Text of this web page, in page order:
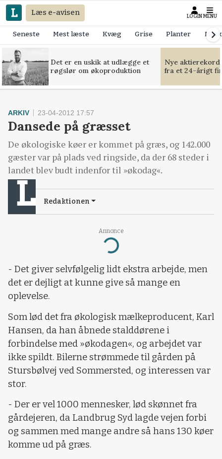
Læs e-avisen LOGIN MENU
Seneste Mest læste Kvæg Grise Planter
Det er en uskik at udlægge et
røgslør om økoproduktion
Nye
fra et 24-årigt
Annonce
Loading...
ARKIV 23-04-2012 17:57
Dansede på græsset
De økologiske køer er kommet på græs, og 142.000
gæster var på plads ved ringside, da der 68 steder i
landet blev budt indenfor til »økodag«.
Redaktionen
- Det giver selvfølgelig lidt ekstra arbejde, men
det er dejligt at kunne give så mange en
oplevelse.
Som lød det fra økologisk mælkeproducent, Karl
Hansen, da han åbnede stalddørene i
forbindelse med »økodagen«, og arbejdet var
ikke spildt. Bilerne strømmede til gården på
Stursbølvej ved Sommersted, og interessen var
stor.
- Der er vel 1000 mennesker, lød skønnet fra
gårdejeren, da Landbrug Syd lagde vejen forbi
og sammen med mange andre så hans 130 køer
komme ud på græs.